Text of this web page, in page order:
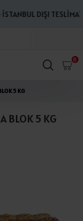
İSTANBUL DIŞI
0
5 KG
BLOK 5 KG